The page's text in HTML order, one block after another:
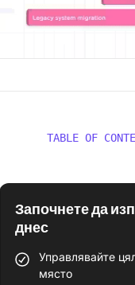
TABLE OF
Започнете да
днес
Управлявайте
място